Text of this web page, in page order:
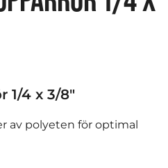
1/4 x 3/8"
av polyeten för optimal